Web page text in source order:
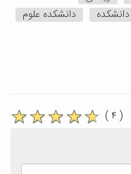
دانشکده
دانشکده علوم
( ۴ )